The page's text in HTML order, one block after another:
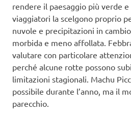
rendere il paesaggio più verde
viaggiatori la scelgono proprio
nuvole e precipitazioni in
morbida e meno affollata.
valutare con particolare
perché alcune rotte possono
limitazioni stagionali. Machu
possibile durante l’anno, ma il
parecchio.